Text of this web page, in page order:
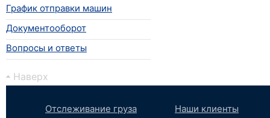
График отправки машин
Документооборот
Вопросы и ответы
Наверх
Отслеживание груза
Наши клиенты